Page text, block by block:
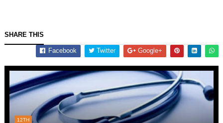
SHARE THIS
Facebook Twitter Google+
12TH